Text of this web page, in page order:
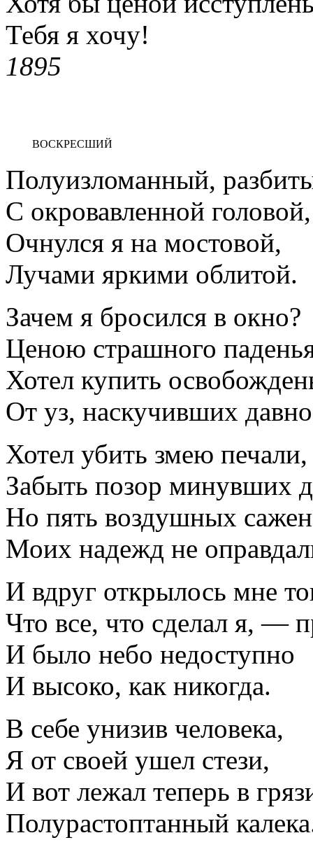
Тебя я хочу!
1895
ВОСКРЕСШИЙ
Полуизломанный,
С окровавленной головой,
Очнулся я на мостовой,
Лучами яркими облитой.
Зачем я бросился в окно?
Ценою страшного
Хотел купить
От уз, наскучивших
Хотел убить змею печали,
Забыть позор минувших
Но пять воздушных
Моих надежд не
И вдруг открылось мне
Что все, что сделал я, —
И было небо недоступно
И высоко, как никогда.
В себе унизив человека,
Я от своей ушел стези,
И вот лежал теперь в
Полурастоптанный